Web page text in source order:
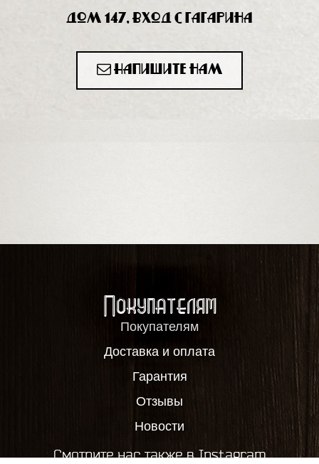
дом 147, вход с Гагарина
Напишите нам
Покупателям
Покупателям
Доставка и оплата
Гарантия
Отзывы
Новости
Смотрите нас также в Instagram